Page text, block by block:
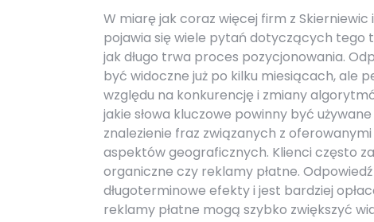
W miarę jak coraz więcej firm z
pojawia się wiele pytań dotyczących tego
jak długo trwa proces pozycjonowania.
być widoczne już po kilku miesiącach, ale
względu na konkurencję i zmiany
jakie słowa kluczowe powinny być
znalezienie fraz związanych z
aspektów geograficznych. Klienci często
organiczne czy reklamy płatne.
długoterminowe efekty i jest bardziej
reklamy płatne mogą szybko zwiększyć